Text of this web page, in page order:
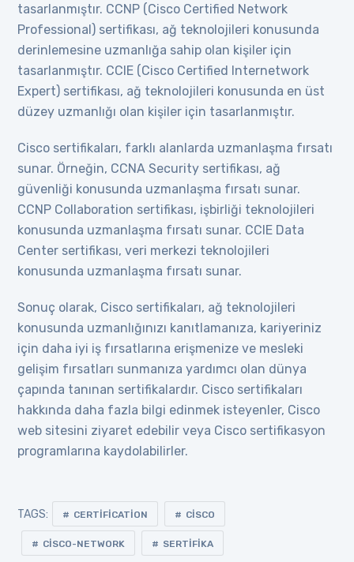
tasarlanmıştır. CCNP (Cisco Certified Network
Professional) sertifikası, ağ teknolojileri konusunda
derinlemesine uzmanlığa sahip olan kişiler için
tasarlanmıştır. CCIE (Cisco Certified Internetwork
Expert) sertifikası, ağ teknolojileri konusunda en üst
düzey uzmanlığı olan kişiler için tasarlanmıştır.
Cisco sertifikaları, farklı alanlarda uzmanlaşma fırsatı
sunar. Örneğin, CCNA Security sertifikası, ağ
güvenliği konusunda uzmanlaşma fırsatı sunar.
CCNP Collaboration sertifikası, işbirliği teknolojileri
konusunda uzmanlaşma fırsatı sunar. CCIE Data
Center sertifikası, veri merkezi teknolojileri
konusunda uzmanlaşma fırsatı sunar.
Sonuç olarak, Cisco sertifikaları, ağ teknolojileri
konusunda uzmanlığınızı kanıtlamanıza, kariyeriniz
için daha iyi iş fırsatlarına erişmenize ve mesleki
gelişim fırsatları sunmanıza yardımcı olan dünya
çapında tanınan sertifikalardır. Cisco sertifikaları
hakkında daha fazla bilgi edinmek isteyenler, Cisco
web sitesini ziyaret edebilir veya Cisco sertifikasyon
programlarına kaydolabilirler.
TAGS: CERTIFICATION CISCO
CISCO-NETWORK SERTIFIKA